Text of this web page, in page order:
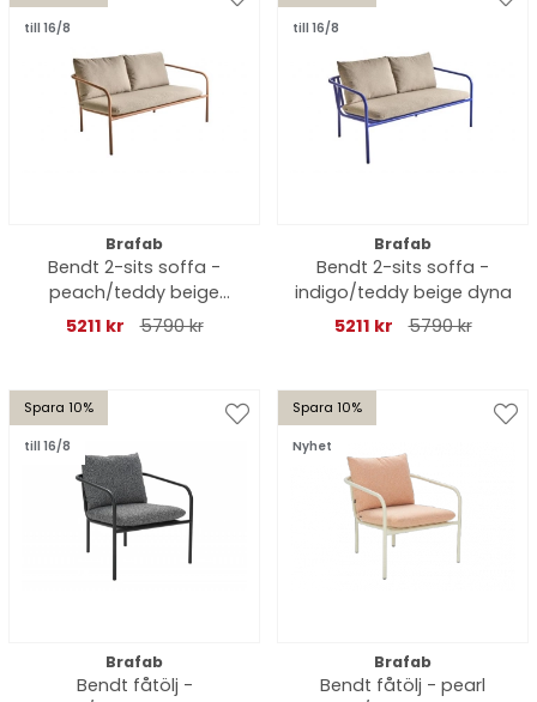
till 16/8
Brafab
Bendt 2-sits soffa -
peach/teddy beige
dyna
5211 kr 5790 kr
till 16/8
Brafab
Bendt 2-sits soffa -
indigo/teddy beige dyna
5211 kr
5790 kr
Spara 10%
till 16/8
Brafab
Bendt fåtölj -
Spara 10%
Nyhet
Brafab
Bendt fåtölj - pearl